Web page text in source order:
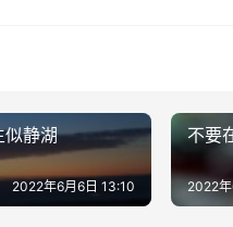
似静湖
2022年6月6日 13:10
不要
2022